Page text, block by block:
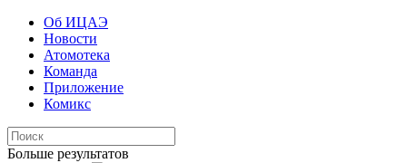
Об ИЦАЭ
Новости
Атомотека
Команда
Приложение
Комикс
Больше результатов